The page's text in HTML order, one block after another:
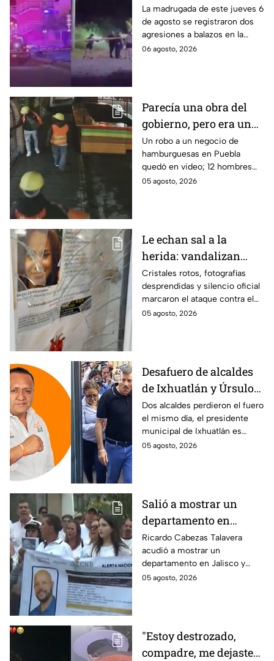
jornada de violencia:
Asesinan a balazos a
dos hombres en
Tlajomulco y El Salto
La madrugada de este jueves 6
de agosto se registraron dos
agresiones a balazos en la
Zona Metropolitana de
06 agosto, 2026
Parecía una obra del
gobierno, pero era un
robo planeado: Así
saquearon negocio de
hamburguesas en
Puebla
Un robo a un negocio de
hamburguesas en Puebla
quedó en video; 12 hombres
habrían fingido ser
05 agosto, 2026
Le echan sal a la
herida: vandalizan
memorial de
desaparecidos en
Veracruz en medio de
crisis
Cristales rotos, fotografías
desprendidas y silencio oficial
marcaron el ataque contra el
memorial de desaparecidos,
05 agosto, 2026
Desafuero de alcaldes
de Ixhuatlán y Úrsulo
Galván: uno de ellos
está implicado en el
asesinato de la
periodista Roxana
Dos alcaldes perdieron el fuero
el mismo día, el presidente
municipal de Ixhuatlán es
investigado por el secuestro y
05 agosto, 2026
Salió a mostrar un
departamento en
Zapopan y no volvió a
casa: Buscan a Ricardo
Cabezas Talavera en
Jalisco
Ricardo Cabezas Talavera
acudió a mostrar un
departamento en Jalisco y
después desapareció;
05 agosto, 2026
"Estoy destrozado,
compadre, me dejaste":